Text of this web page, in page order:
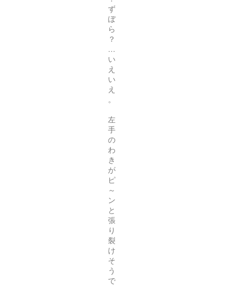
ず
ぼ
ら
？
…
い
え
い
え
。
左
手
の
わ
き
が
ピ
～
ン
と
張
り
裂
け
そ
う
で